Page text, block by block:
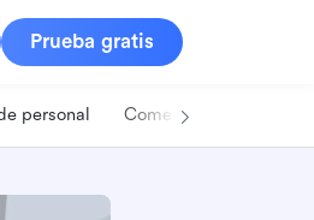
Prueba gratis
personal Comercio minorista